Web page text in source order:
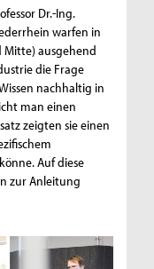
Dr.-Ing.
warfen in
Mitte) ausgehend
die Frage
nachhaltig in
man einen
zeigten sie einen
Auf diese
zur Anleitung